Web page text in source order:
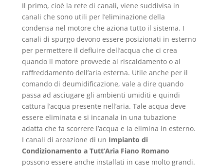
Il primo, cioè la rete di canali, viene suddivisa in
canali che sono utili per l’eliminazione della
condensa nel motore che aziona tutto il sistema. I
canali di spurgo devono essere posizionati in esterno
per permettere il defluire dell’acqua che ci crea
quando il motore provvede al riscaldamento o al
raffreddamento dell’aria esterna. Utile anche per il
comando di deumidificazione, vale a dire quando
passa ad asciugare gli ambienti umiditi e quindi
cattura l’acqua presente nell’aria. Tale acqua deve
essere eliminata e si incanala in una tubazione
adatta che fa scorrere l’acqua e la elimina in esterno.
I canali di areazione di un Impianto di
Condizionamento a Tutt’Aria Fiano Romano
possono essere anche installati in case molto grandi.